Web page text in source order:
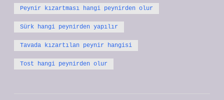
Peynir kızartması hangi peynirden olur
Sürk hangi peynirden yapılır
Tavada kızartılan peynir hangisi
Tost hangi peynirden olur